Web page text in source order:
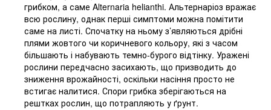
грибком, а саме Alternaria helianthi. Альтернаріоз вражає
всю рослину, однак перші симптоми можна помітити
саме на листі. Спочатку на ньому з’являються дрібні
плями жовтого чи коричневого кольору, які з часом
більшають і набувають темно-бурого відтінку. Уражені
рослини передчасно засихають, що призводить до
зниження врожайності, оскільки насіння просто не
встигає налитися. Спори грибка зберігаються на
рештках рослин, що потрапляють у ґрунт.